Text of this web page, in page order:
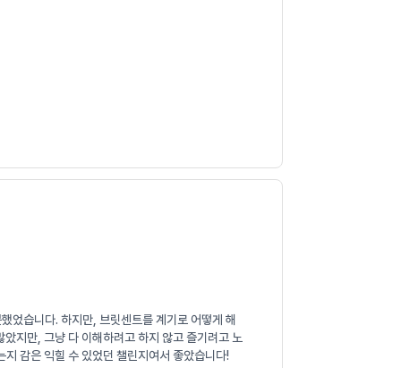
었습니다. 하지만, 브릿센트를 계기로 어떻게 해
지만, 그냥 다 이해하려고 하지 않고 즐기려고 노
감은 익힐 수 있었던 챌린지여서 좋았습니다!